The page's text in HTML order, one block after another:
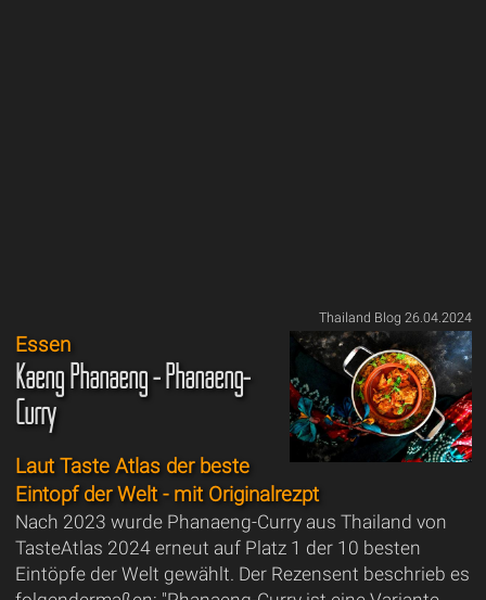
Thailand Blog 26.04.2024
Essen
Kaeng Phanaeng - Phanaeng-
Curry
Laut Taste Atlas der beste
Eintopf der Welt - mit Originalrezpt
Nach 2023 wurde Phanaeng-Curry aus Thailand von
TasteAtlas 2024 erneut auf Platz 1 der 10 besten
Eintöpfe der Welt gewählt. Der Rezensent beschrieb es